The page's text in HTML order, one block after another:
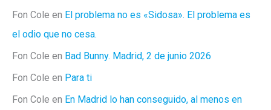
Fon Cole en El problema no es «Sidosa». El problema es
el odio que no cesa.
Fon Cole en Bad Bunny. Madrid, 2 de junio 2026
Fon Cole en Para ti
Fon Cole en En Madrid lo han conseguido, al menos en